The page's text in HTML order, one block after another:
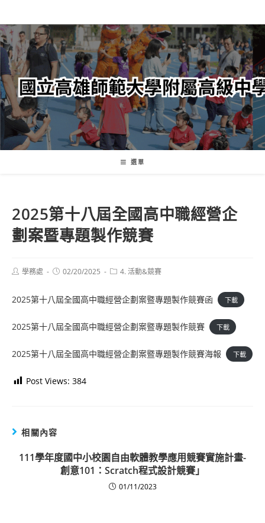
轉
至
主
內
容
選單
2025第十八屆全國高中職經營企
劃案暨專題製作競賽
Post學務處
Post02/20/2025
Post4. 活動&競賽
2025第十八屆全國高中職經營企劃案暨專題製作競賽函 下載
2025第十八屆全國高中職經營企劃案暨專題製作競賽 下載
2025第十八屆全國高中職經營企劃案暨專題製作競賽海報 下載
Post Views: 384
相關內容
111學年度國中小校園自由軟體教學應用競賽實施計畫-
創意101：Scratch程式設計競賽」
01/11/2023